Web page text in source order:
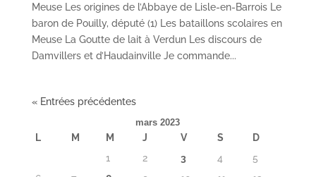
Meuse Les origines de l’Abbaye de Lisle-en-Barrois Le
baron de Pouilly, député (1) Les bataillons scolaires en
Meuse La Goutte de lait à Verdun Les discours de
Damvillers et d’Haudainville Je commande...
« Entrées précédentes
mars 2023
L M M J V S
D
1
2 3 4
5